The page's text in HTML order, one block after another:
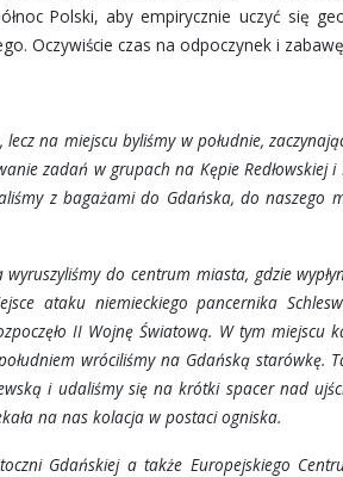
Polski, aby empirycznie uczyć się
Oczywiście czas na odpoczynek i zabawę
na miejscu byliśmy w południe,
zadań w grupach na Kępie Redłowskiej
z bagażami do Gdańska, do naszego
do centrum miasta, gdzie
ataku niemieckiego pancernika
II Wojnę Światową. W tym miejscu
wróciliśmy na Gdańską starówkę.
i udaliśmy się na krótki spacer nad
na nas kolacja w postaci ogniska.
Gdańskiej a także Europejskiego